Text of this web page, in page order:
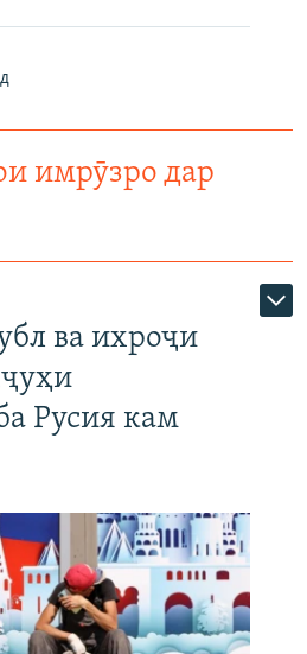
имрӯзро дар
ва ихроҷи
Русия кам